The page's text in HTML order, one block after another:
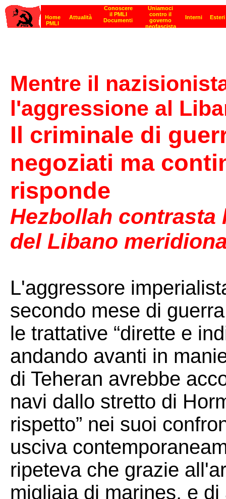
Mentre il
l'aggressione al
Il criminale di
negoziati ma
risponde
Hezbollah
del Libano
L'aggressore
secondo mese di
le trattative “dirette e
andando avanti in
di Teheran avrebbe
navi dallo stretto di
rispetto” nei suoi
usciva
ripeteva che grazie
migliaia di marines, e